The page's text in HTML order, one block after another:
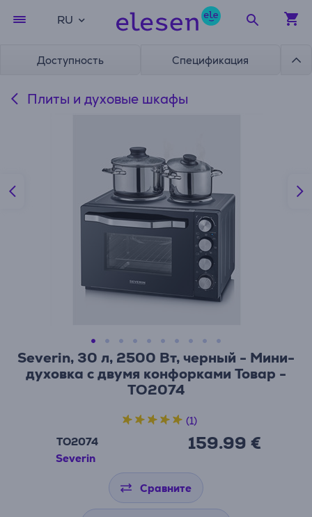
RU
Доступность Спецификация
Плиты и духовые шкафы
Severin, 30 л, 2500 Вт, черный - Мини-
духовка с двумя конфорками Товар -
TO2074
TO2074
Severin
159.99 €
(1)
Сравните